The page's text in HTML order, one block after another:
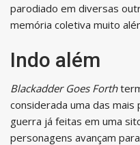
parodiado em diversas
memória coletiva muito
Indo além
Blackadder Goes Forth
considerada uma das
guerra já feitas em uma
personagens avançam